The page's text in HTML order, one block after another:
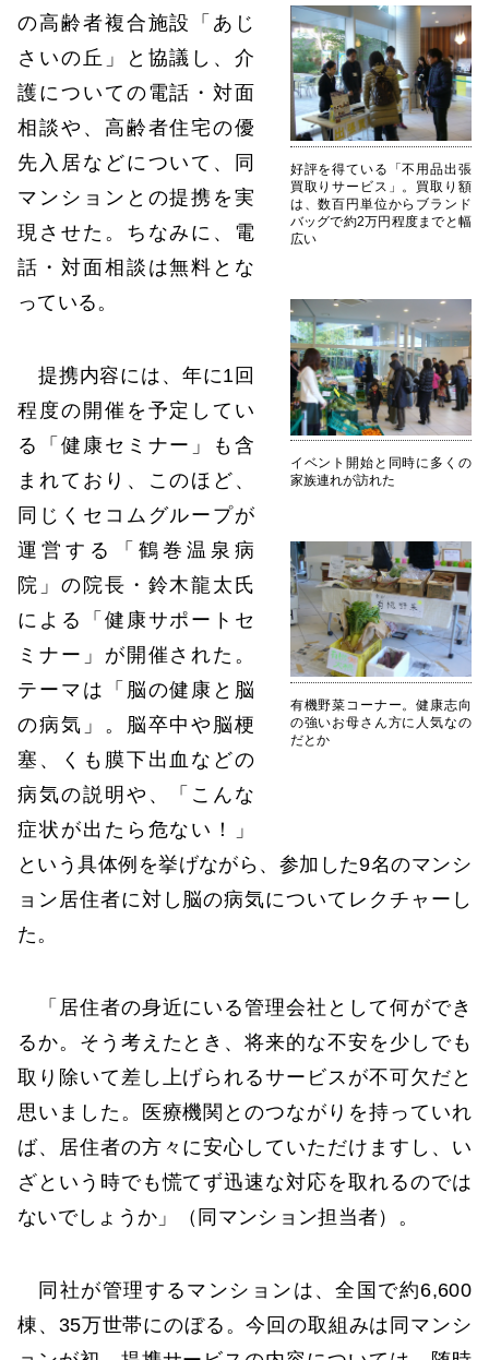
好評を得ている「不用品出張
買取りサービス」。買取り額
は、数百円単位からブランド
バッグで約2万円程度までと幅
広い
イベント開始と同時に多くの
家族連れが訪れた
有機野菜コーナー。健康志向
の強いお母さん方に人気なの
だとか
の高齢者複合施設「あじ
さいの丘」と協議し、介
護についての電話・対面
相談や、高齢者住宅の優
先入居などについて、同
マンションとの提携を実
現させた。ちなみに、電
話・対面相談は無料とな
っている。
提携内容には、年に1回
程度の開催を予定してい
る「健康セミナー」も含
まれており、このほど、
同じくセコムグループが
運営する「鶴巻温泉病
院」の院長・鈴木龍太氏
による「健康サポートセ
ミナー」が開催された。
テーマは「脳の健康と脳
の病気」。脳卒中や脳梗
塞、くも膜下出血などの
病気の説明や、「こんな
症状が出たら危ない！」
という具体例を挙げながら、参加した9名のマンシ
ョン居住者に対し脳の病気についてレクチャーし
た。
「居住者の身近にいる管理会社として何ができ
るか。そう考えたとき、将来的な不安を少しでも
取り除いて差し上げられるサービスが不可欠だと
思いました。医療機関とのつながりを持っていれ
ば、居住者の方々に安心していただけますし、い
ざという時でも慌てず迅速な対応を取れるのでは
ないでしょうか」（同マンション担当者）。
同社が管理するマンションは、全国で約6,600
棟、35万世帯にのぼる。今回の取組みは同マンシ